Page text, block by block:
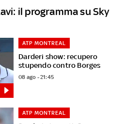
il programma su Sky
Darderi show: recupero
stupendo contro Borges
ATP MONTREAL
08 ago - 21:45
ATP MONTREAL